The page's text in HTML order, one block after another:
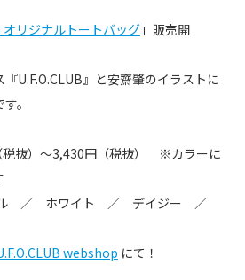
リジナルトートバッグ」販売開
U.F.O.CLUB』と安齋肇のイラストに
。
抜）〜3,430円（税抜） ※カラーに
ル ／ ホワイト ／ デイジー ／
webshop にて！